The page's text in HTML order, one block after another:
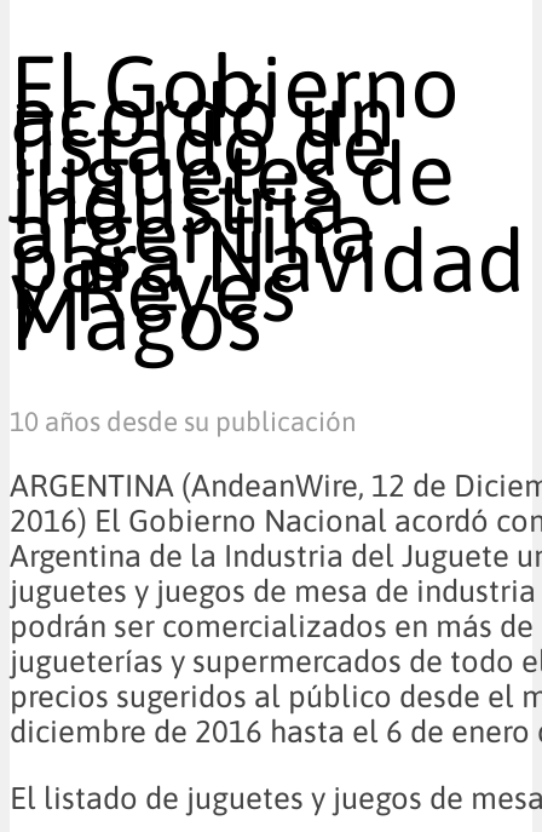
El Gobierno
acordó un
listado de
juguetes de
industria
argentina
para Navidad
y Reyes
Magos
10 años desde su publicación
ARGENTINA (AndeanWire, 12 de
2016) El Gobierno Nacional acordó
Argentina de la Industria del Juguete
juguetes y juegos de mesa de
podrán ser comercializados en más de
jugueterías y supermercados de todo
precios sugeridos al público desde el
diciembre de 2016 hasta el 6 de enero
El listado de juguetes y juegos de